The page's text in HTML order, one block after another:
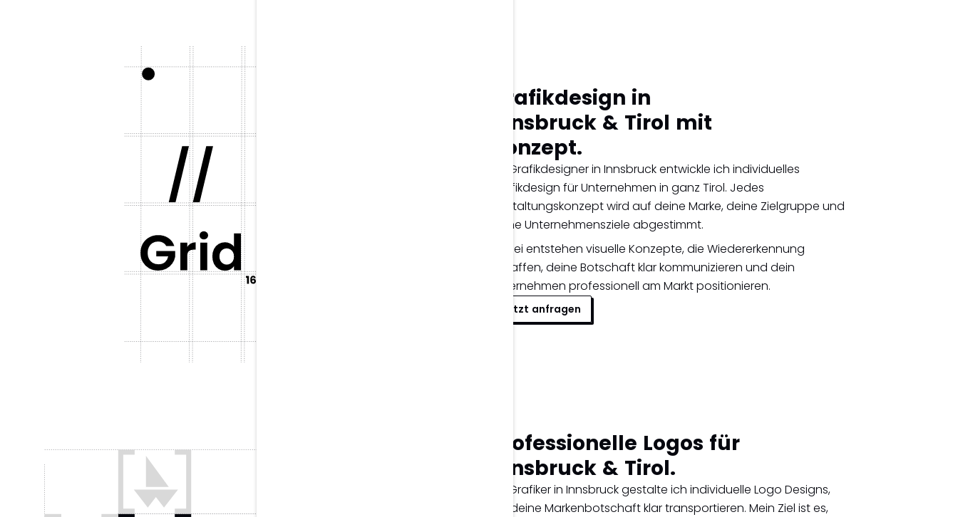
Grafikdesign in
Innsbruck & Tirol mit
Konzept.
Als Grafikdesigner in Innsbruck entwickle ich individuelles
Grafikdesign für Unternehmen in ganz Tirol. Jedes
Gestaltungskonzept wird auf deine Marke, deine Zielgruppe und
deine Unternehmensziele abgestimmt.
Dabei entstehen visuelle Konzepte, die Wiedererkennung
schaffen, deine Botschaft klar kommunizieren und dein
Unternehmen professionell am Markt positionieren.
Jetzt anfragen
Professionelle Logos für
Innsbruck & Tirol.
Als Grafiker in Innsbruck gestalte ich individuelle Logo Designs,
die deine Markenbotschaft klar transportieren. Mein Ziel ist es,